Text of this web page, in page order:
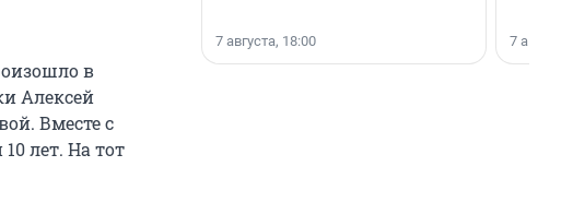
в
Алексей
Вместе с
лет. На тот
7 августа, 18:00 7